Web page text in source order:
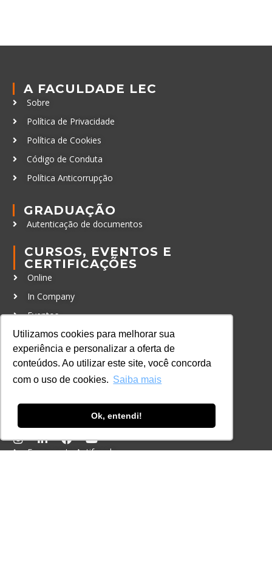
Utilizamos cookies para melhorar sua
experiência e personalizar a oferta de
conteúdos. Ao utilizar este site, você concorda
com o uso de cookies. Saiba mais
Ok, entendi!
A FACULDADE LEC
Sobre
Política de Privacidade
Política de Cookies
Código de Conduta
Política Anticorrupção
GRADUAÇÃO
Autenticação de documentos
CURSOS, EVENTOS E
CERTIFICAÇÕES
Online
In Company
Eventos
Certificações
CONTATO
+55 11 3259-2837
contato@lec.com.br
Ferramenta Antifraude